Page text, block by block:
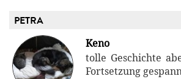
PETRA
Keno
tolle Geschichte
Fortsetzung